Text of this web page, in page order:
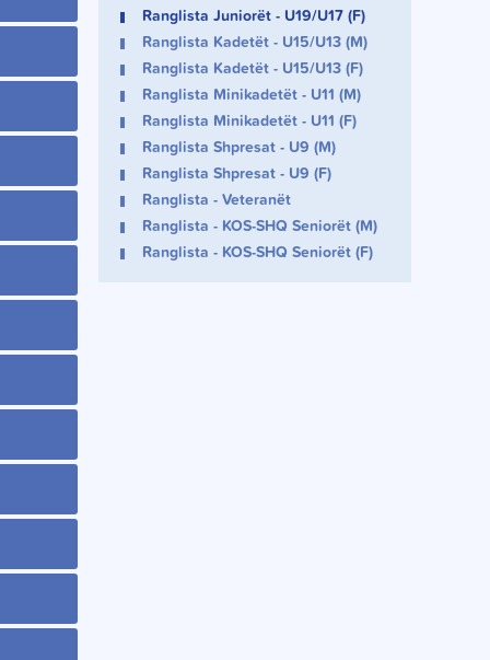
Ranglista Juniorët - U19/U17 (F)
Ranglista Kadetët - U15/U13 (M)
Ranglista Kadetët - U15/U13 (F)
Ranglista Minikadetët - U11 (M)
Ranglista Minikadetët - U11 (F)
Ranglista Shpresat - U9 (M)
Ranglista Shpresat - U9 (F)
Ranglista - Veteranët
Ranglista - KOS-SHQ Seniorët (M)
Ranglista - KOS-SHQ Seniorët (F)